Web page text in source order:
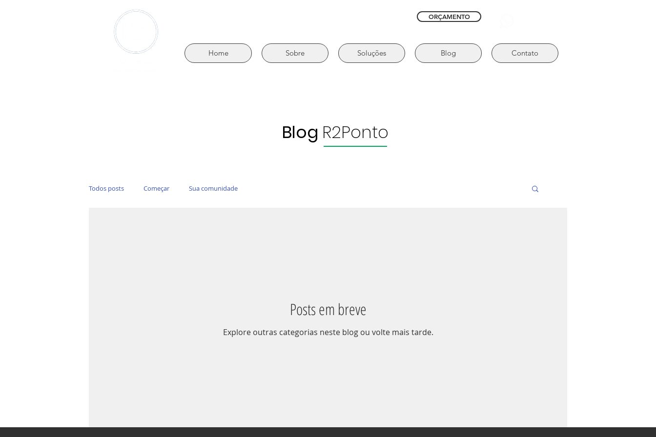
ORÇAMENTO
Home Sobre Soluções Blog Contato
Blog R2Ponto
Todos posts Começar Sua comunidade
Posts em breve
Explore outras categorias neste blog ou volte mais tarde.